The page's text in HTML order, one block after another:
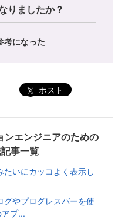
りましたか？
考になった
ポスト
エンジニアのための
事一覧
いにカッコよく表示し
やプログレスバーを使
プ...